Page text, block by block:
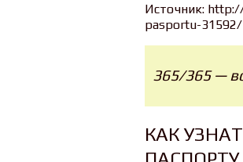
Источник:
pasportu-31592/
365/365 —
КАК